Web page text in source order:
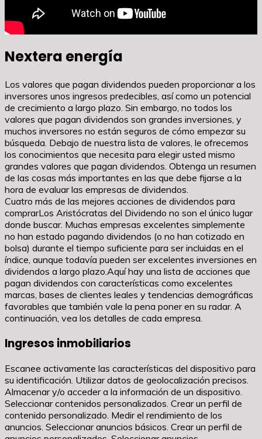
Nextera energía
Los valores que pagan dividendos pueden proporcionar a los
inversores unos ingresos predecibles, así como un potencial
de crecimiento a largo plazo. Sin embargo, no todos los
valores que pagan dividendos son grandes inversiones, y
muchos inversores no están seguros de cómo empezar su
búsqueda. Debajo de nuestra lista de valores, le ofrecemos
los conocimientos que necesita para elegir usted mismo
grandes valores que pagan dividendos. Obtenga un resumen
de las cosas más importantes en las que debe fijarse a la
hora de evaluar las empresas de dividendos.
Cuatro más de las mejores acciones de dividendos para
comprarLos Aristócratas del Dividendo no son el único lugar
donde buscar. Muchas empresas excelentes simplemente
no han estado pagando dividendos (o no han cotizado en
bolsa) durante el tiempo suficiente para ser incluidas en el
índice, aunque todavía pueden ser excelentes inversiones en
dividendos a largo plazo.Aquí hay una lista de acciones que
pagan dividendos con características como excelentes
marcas, bases de clientes leales y tendencias demográficas
favorables que también vale la pena poner en su radar. A
continuación, vea los detalles de cada empresa.
Ingresos inmobiliarios
Escanee activamente las características del dispositivo para
su identificación. Utilizar datos de geolocalización precisos.
Almacenar y/o acceder a la información de un dispositivo.
Seleccionar contenidos personalizados. Crear un perfil de
contenido personalizado. Medir el rendimiento de los
anuncios. Seleccionar anuncios básicos. Crear un perfil de